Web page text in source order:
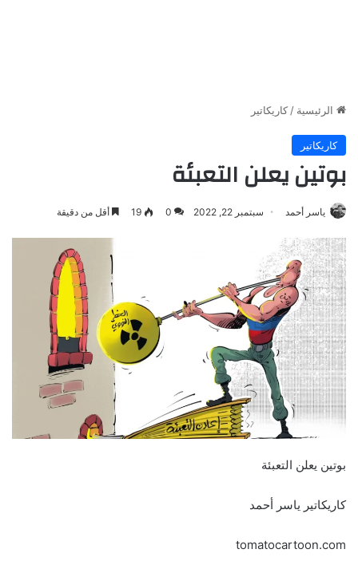
الرئيسية / كاريكاتير
كاريكاتير
بوتين يعلن التعبئة
ياسر أحمد سبتمبر 22, 2022 0
19 أقل من دقيقة
بوتين يعلن التعبئة
كاريكاتير ياسر أحمد
tomatocartoon.com